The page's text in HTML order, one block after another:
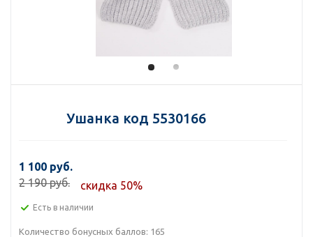
Ушанка код 5530166
1 100 руб.
2 190 руб.
скидка 50%
Есть в наличии
Количество бонусных баллов: 165